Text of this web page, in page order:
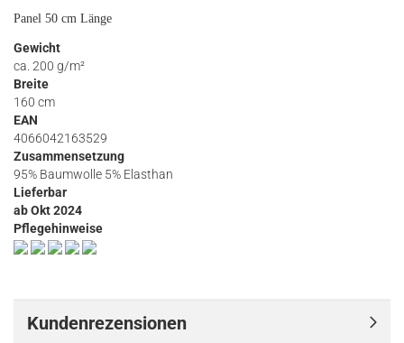
Panel 50 cm Länge
Gewicht
ca. 200 g/m²
Breite
160 cm
EAN
4066042163529
Zusammensetzung
95% Baumwolle 5% Elasthan
Lieferbar
ab Okt 2024
Pflegehinweise
Kundenrezensionen